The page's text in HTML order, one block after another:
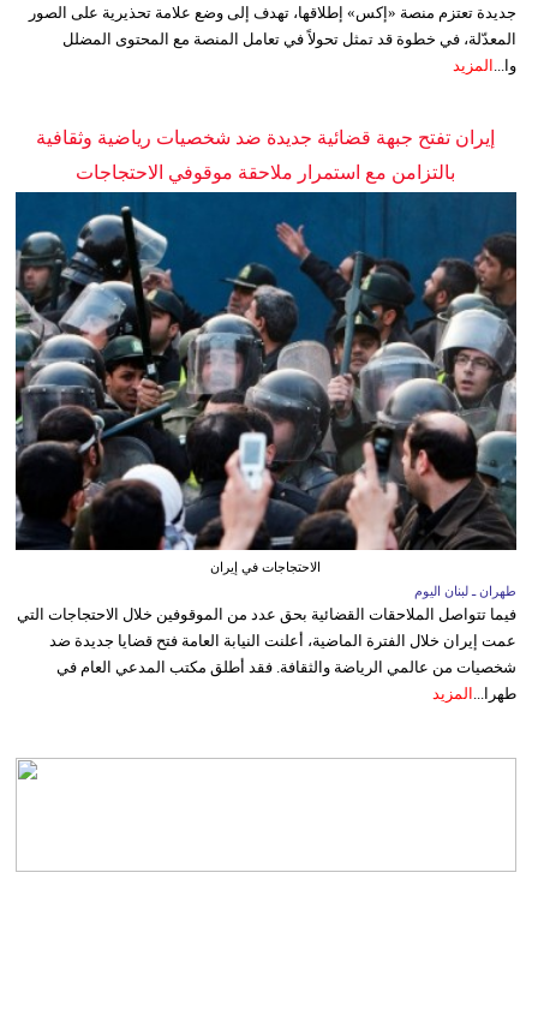
جديدة تعتزم منصة «إكس» إطلاقها، تهدف إلى وضع علامة تحذيرية على الصور
المعدّلة، في خطوة قد تمثل تحولاً في تعامل المنصة مع المحتوى المضلل
وا... المزيد
إيران تفتح جبهة قضائية جديدة ضد شخصيات رياضية وثقافية
بالتزامن مع استمرار ملاحقة موقوفي الاحتجاجات
الاحتجاجات في إيران
طهران ـ لبنان اليوم
فيما تتواصل الملاحقات القضائية بحق عدد من الموقوفين خلال الاحتجاجات التي
عمت إيران خلال الفترة الماضية، أعلنت النيابة العامة فتح قضايا جديدة ضد
شخصيات من عالمي الرياضة والثقافة. فقد أطلق مكتب المدعي العام في
طهرا... المزيد